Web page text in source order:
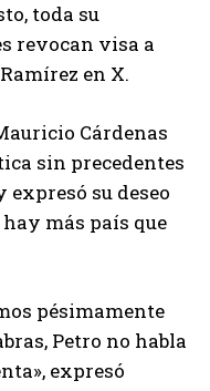
toda su
revocan visa a
en X.
Cárdenas
sin precedentes
expresó su deseo
más país que
pésimamente
Petro no habla
expresó